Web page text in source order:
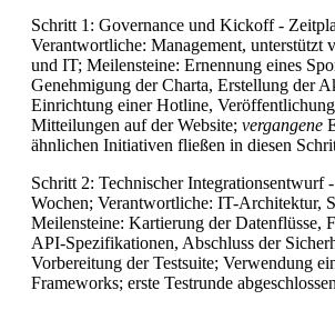
Schritt 1: Governance und Kickoff -
Verantwortliche: Management, unterstützt
und IT; Meilensteine: Ernennung eines
Genehmigung der Charta, Erstellung der
Einrichtung einer Hotline, Veröffentlichung
Mitteilungen auf der Website; vergangene
ähnlichen Initiativen fließen in diesen
Schritt 2: Technischer Integrationsentwurf
Wochen; Verantwortliche: IT-Architektur,
Meilensteine: Kartierung der Datenflüsse,
API-Spezifikationen, Abschluss der
Vorbereitung der Testsuite; Verwendung
Frameworks; erste Testrunde